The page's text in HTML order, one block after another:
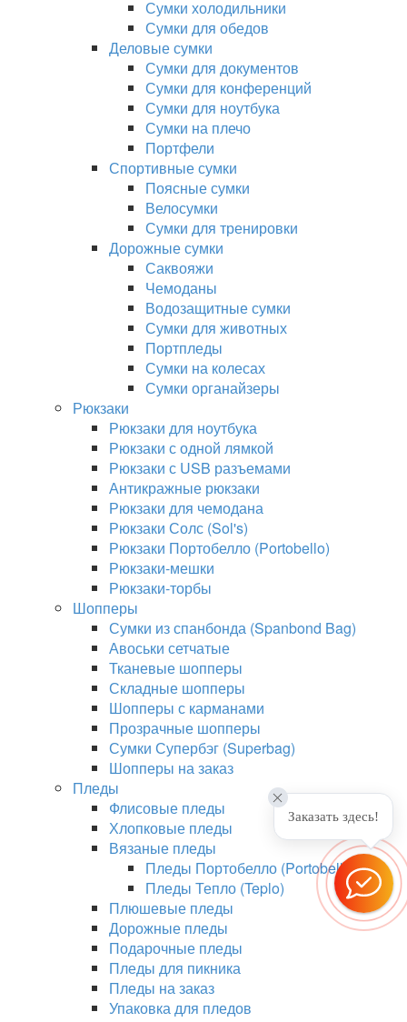
Сумки холодильники
Сумки для обедов
Деловые сумки
Сумки для документов
Сумки для конференций
Сумки для ноутбука
Сумки на плечо
Портфели
Спортивные сумки
Поясные сумки
Велосумки
Сумки для тренировки
Дорожные сумки
Саквояжи
Чемоданы
Водозащитные сумки
Сумки для животных
Портпледы
Сумки на колесах
Сумки органайзеры
Рюкзаки
Рюкзаки для ноутбука
Рюкзаки с одной лямкой
Рюкзаки с USB разъемами
Антикражные рюкзаки
Рюкзаки для чемодана
Рюкзаки Солс (Sol's)
Рюкзаки Портобелло (Portobello)
Рюкзаки-мешки
Рюкзаки-торбы
Шопперы
Сумки из спанбонда (Spanbond Bag)
Авоськи сетчатые
Тканевые шопперы
Складные шопперы
Шопперы с карманами
Прозрачные шопперы
Сумки Супербэг (Superbag)
Шопперы на заказ
Пледы
Флисовые пледы
Хлопковые пледы
Вязаные пледы
Пледы Портобелло (Portobello)
Пледы Тепло (Teplo)
Плюшевые пледы
Дорожные пледы
Подарочные пледы
Пледы для пикника
Пледы на заказ
Упаковка для пледов
Заказать здесь!